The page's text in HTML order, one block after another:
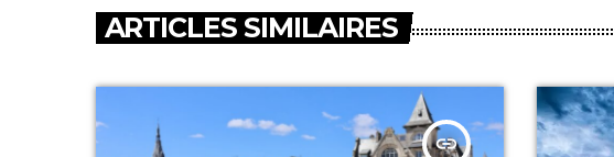
ARTICLES SIMILAIRES
insert_link